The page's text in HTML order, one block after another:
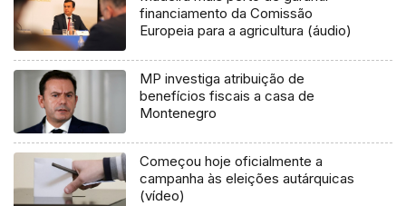
financiamento da Comissão
Europeia para a agricultura (áudio)
MP investiga atribuição de
benefícios fiscais a casa de
Montenegro
Começou hoje oficialmente a
campanha às eleições autárquicas
(vídeo)